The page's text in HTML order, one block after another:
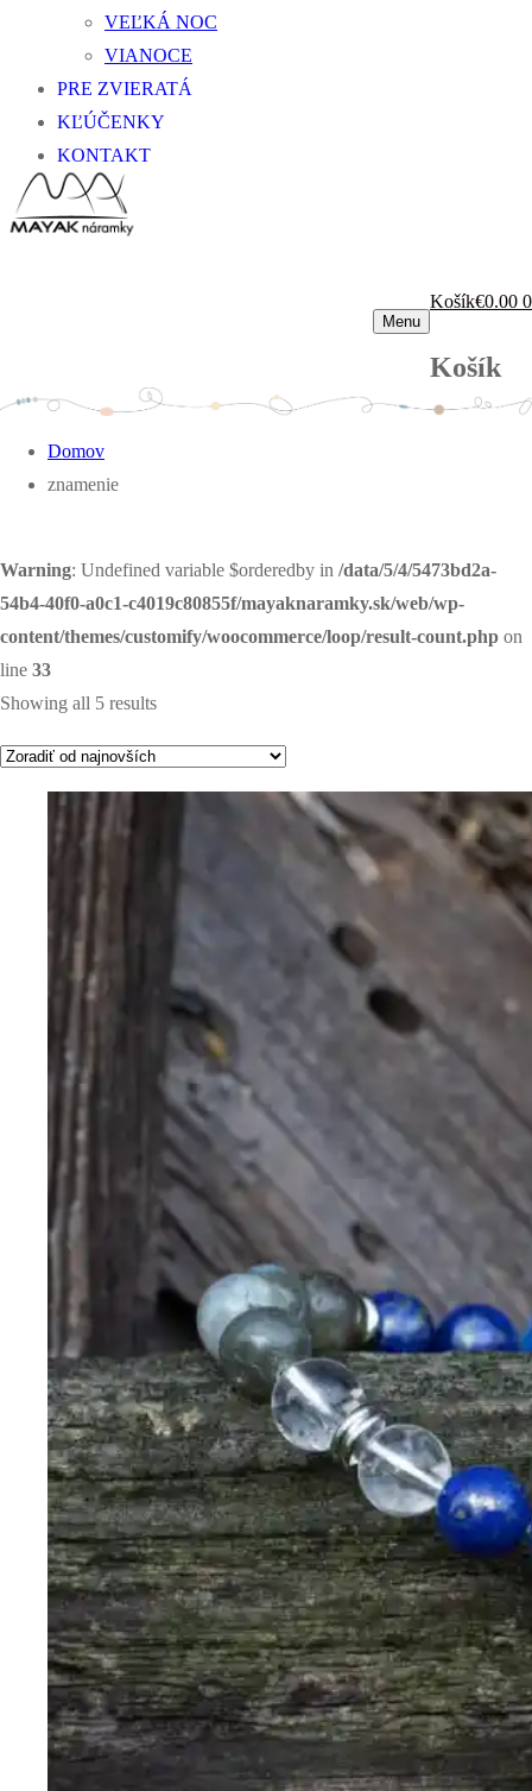
VEĽKÁ NOC
VIANOCE
PRE ZVIERATÁ
KĽÚČENKY
KONTAKT
Menu
Košík€0.00 0
Košík
Domov
znamenie
Warning: Undefined variable $orderedby in /data/5/4/5473bd2a-
54b4-40f0-a0c1-c4019c80855f/mayaknaramky.sk/web/wp-
content/themes/customify/woocommerce/loop/result-count.php on
line 33
Showing all 5 results